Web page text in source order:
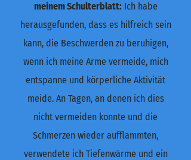
meinem Schulterblatt:Ich habe
herausgefunden, dass es hilfreich sein
kann, die Beschwerden zu beruhigen,
wenn ich meine Arme vermeide, mich
entspanne und körperliche Aktivität
meide. An Tagen, an denen ich dies
nicht vermeiden konnte und die
Schmerzen wieder aufflammten,
verwendete ich Tiefenwärme und ein